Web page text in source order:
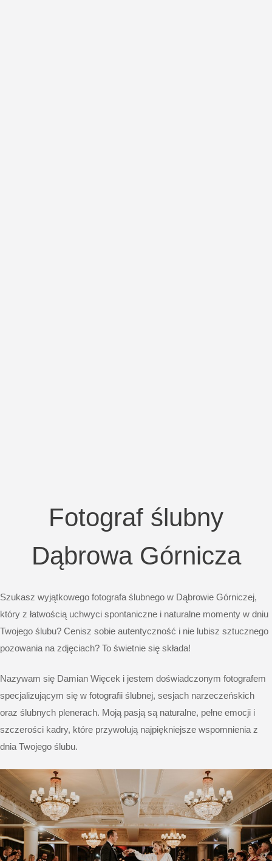
Fotograf ślubny
Dąbrowa Górnicza
Szukasz wyjątkowego fotografa ślubnego w Dąbrowie Górniczej,
który z łatwością uchwyci spontaniczne i naturalne momenty w dniu
Twojego ślubu? Cenisz sobie autentyczność i nie lubisz sztucznego
pozowania na zdjęciach? To świetnie się składa!
Nazywam się Damian Więcek i jestem doświadczonym fotografem
specjalizującym się w fotografii ślubnej, sesjach narzeczeńskich
oraz ślubnych plenerach. Moją pasją są naturalne, pełne emocji i
szczerości kadry, które przywołują najpiękniejsze wspomnienia z
dnia Twojego ślubu.